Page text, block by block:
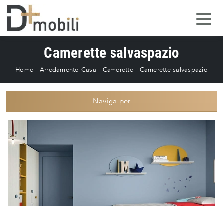
Camerette salvaspazio
Home - Arredamento Casa - Camerette- Camerette salvaspazio
Naviga per